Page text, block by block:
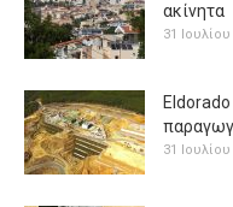
ακίνητα
31
Eldorado
31